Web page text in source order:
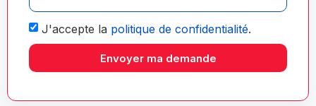
J'accepte la politique de confidentialité.
Envoyer ma demande